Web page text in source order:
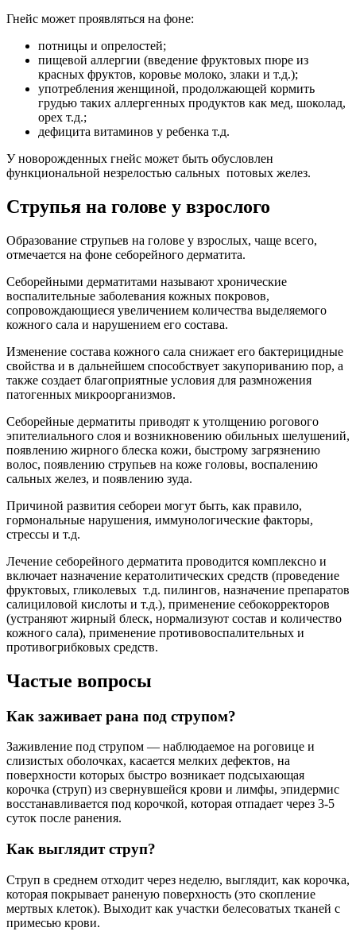
Гнейс может проявляться на фоне:
потницы и опрелостей;
пищевой аллергии (введение фруктовых пюре из
красных фруктов, коровье молоко, злаки и т.д.);
употребления женщиной, продолжающей кормить
грудью таких аллергенных продуктов как мед, шоколад,
орех т.д.;
дефицита витаминов у ребенка т.д.
У новорожденных гнейс может быть обусловлен
функциональной незрелостью сальных потовых желез.
Струпья на голове у взрослого
Образование струпьев на голове у взрослых, чаще всего,
отмечается на фоне себорейного дерматита.
Себорейными дерматитами называют хронические
воспалительные заболевания кожных покровов,
сопровождающиеся увеличением количества выделяемого
кожного сала и нарушением его состава.
Изменение состава кожного сала снижает его бактерицидные
свойства и в дальнейшем способствует закупориванию пор, а
также создает благоприятные условия для размножения
патогенных микроорганизмов.
Себорейные дерматиты приводят к утолщению рогового
эпителиального слоя и возникновению обильных шелушений,
появлению жирного блеска кожи, быстрому загрязнению
волос, появлению струпьев на коже головы, воспалению
сальных желез, и появлению зуда.
Причиной развития себореи могут быть, как правило,
гормональные нарушения, иммунологические факторы,
стрессы и т.д.
Лечение себорейного дерматита проводится комплексно и
включает назначение кератолитических средств (проведение
фруктовых, гликолевых т.д. пилингов, назначение препаратов
салициловой кислоты и т.д.), применение себокорректоров
(устраняют жирный блеск, нормализуют состав и количество
кожного сала), применение противовоспалительных и
противогрибковых средств.
Частые вопросы
Как заживает рана под струпом?
Заживление под струпом — наблюдаемое на роговице и
слизистых оболочках, касается мелких дефектов, на
поверхности которых быстро возникает подсыхающая
корочка (струп) из свернувшейся крови и лимфы, эпидермис
восстанавливается под корочкой, которая отпадает через 3-5
суток после ранения.
Как выглядит струп?
Струп в среднем отходит через неделю, выглядит, как корочка,
которая покрывает раненую поверхность (это скопление
мертвых клеток). Выходит как участки белесоватых тканей с
примесью крови.